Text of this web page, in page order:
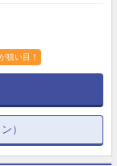
狙い目！
）